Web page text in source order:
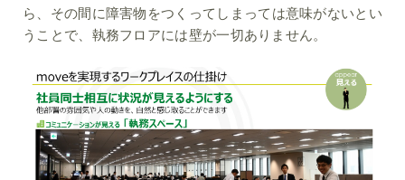
ら、その間に障害物をつくってしまっては意味がないとい
うことで、 執務フロアには壁が一切ありません。